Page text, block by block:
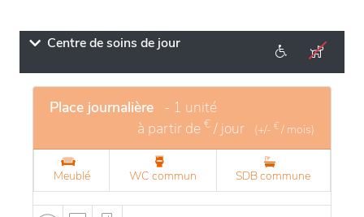
Centre de soins de jour
Place journalière - 1 unité
à partir de € / jour (+/- € / mois)
Meublé WC commun SDB commune